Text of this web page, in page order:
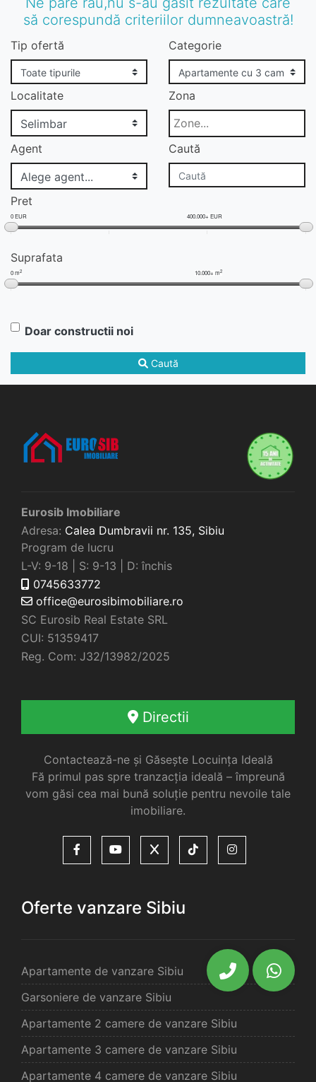
să corespundă criteriilor dumneavoastră!
Tip ofertă Categorie
Localitate Zona
Agent Caută
Pret
0 EUR 400.000+ EUR
Suprafata
0 m2 10.000+ m2
Doar constructii noi
Caută
Eurosib Imobiliare
Adresa: Calea Dumbravii nr. 135, Sibiu
Program de lucru
L-V: 9-18 | S: 9-13 | D: închis
0745633772
office@eurosibimobiliare.ro
SC Eurosib Real Estate SRL
CUI: 51359417
Reg. Com: J32/13982/2025
Directii
Contactează-ne și Găsește Locuința Ideală
Fă primul pas spre tranzacția ideală – împreună
vom găsi cea mai bună soluție pentru nevoile tale
imobiliare.
Oferte vanzare Sibiu
Apartamente de vanzare Sibiu
Garsoniere de vanzare Sibiu
Apartamente 2 camere de vanzare Sibiu
Apartamente 3 camere de vanzare Sibiu
Apartamente 4 camere de vanzare Sibiu